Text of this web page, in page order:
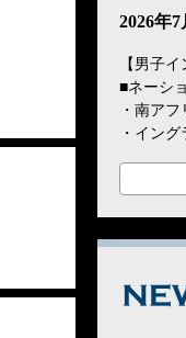
2026年7
【男子
■ネーシ
・南ア
・イン